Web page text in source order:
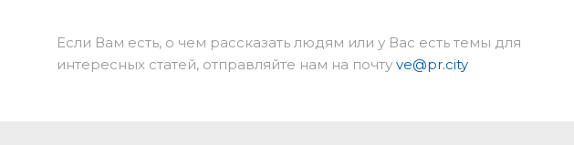
Если Вам есть, о чем рассказать людям или у Вас есть темы для
интересных статей, отправляйте нам на почту ve@pr.city